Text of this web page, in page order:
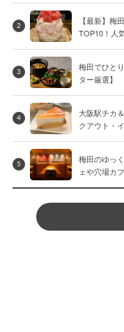
2
【最新】梅
TOP10！人
3
梅田でひと
ター厳選】
4
大阪駅チカ
クアウト・
5
梅田のゆっ
ェや穴場カ